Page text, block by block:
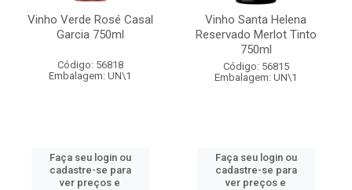
Vinho Verde Rosé Casal
Garcia 750ml
Código: 56818
Embalagem: UN\1
Faça seu login ou
cadastre-se para
ver preços e
Vinho Santa Helena
Reservado Merlot Tinto
750ml
Código: 56815
Embalagem: UN\1
Faça seu login ou
cadastre-se para
ver preços e